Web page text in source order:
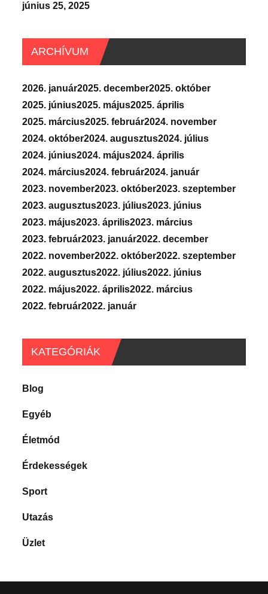
június 25, 2025
ARCHÍVUM
2026. január2025. december2025. október
2025. június2025. május2025. április
2025. március2025. február2024. november
2024. október2024. augusztus2024. július
2024. június2024. május2024. április
2024. március2024. február2024. január
2023. november2023. október2023. szeptember
2023. augusztus2023. július2023. június
2023. május2023. április2023. március
2023. február2023. január2022. december
2022. november2022. október2022. szeptember
2022. augusztus2022. július2022. június
2022. május2022. április2022. március
2022. február2022. január
KATEGÓRIÁK
Blog
Egyéb
Életmód
Érdekességek
Sport
Utazás
Üzlet